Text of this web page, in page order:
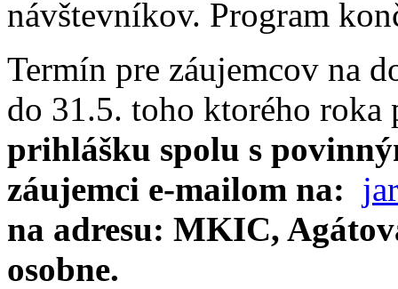
návštevníkov. Program
Termín pre záujemcov na
do 31.5. toho ktorého roka
prihlášku spolu s
záujemci e-mailom na:
na adresu: MKIC,
osobne.